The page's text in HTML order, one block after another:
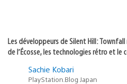
Les développeurs de Silent Hill:
de l’Écosse, les technologies rétro et le
Sachie Kobari
PlayStation.Blog Japan